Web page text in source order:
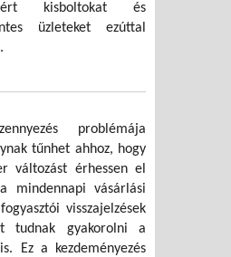
kisboltokat és
üzleteket ezúttal
problémája
tűnhet ahhoz, hogy
változást érhessen el
mindennapi vásárlási
visszajelzések
tudnak gyakorolni a
Ez a kezdeményezés